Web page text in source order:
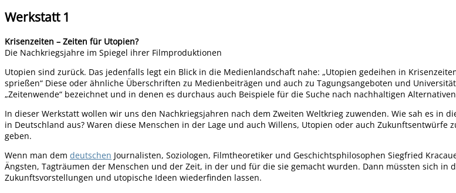
Werkstatt 1
Krisenzeiten – Zeiten für Utopien?
Die Nachkriegsjahre im Spiegel ihrer Filmproduktionen
Utopien sind zurück. Das jedenfalls legt ein Blick in die Medienlandschaft nahe: „Utopien gedeihen in
sprießen“ Diese oder ähnliche Überschriften zu Medienbeiträgen und auch zu Tagungsangeboten und
„Zeitenwende“ bezeichnet und in denen es durchaus auch Beispiele für die Suche nach nachhaltigen
In dieser Werkstatt wollen wir uns den Nachkriegsjahren nach dem Zweiten Weltkrieg zuwenden. Wie sah es in
in Deutschland aus? Waren diese Menschen in der Lage und auch Willens, Utopien oder auch
geben.
Wenn man dem deutschen Journalisten, Soziologen, Filmtheoretiker und Geschichtsphilosophen Siegfried
Ängsten, Tagträumen der Menschen und der Zeit, in der und für die sie gemacht wurden. Dann müssten sich in
Zukunftsvorstellungen und utopische Ideen wiederfinden lassen.